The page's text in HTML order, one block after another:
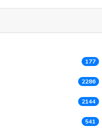
177
2286
2144
541